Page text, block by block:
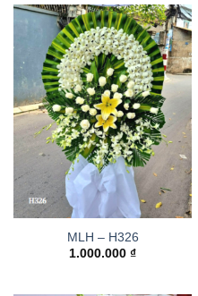
MLH – H326
1.000.000 ₫